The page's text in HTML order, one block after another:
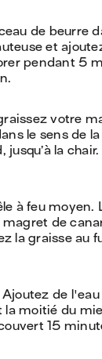
de beurre
et
pendant 5
votre
le sens de
la
à feu moyen.
de
la graisse au
de
la moitié du
15